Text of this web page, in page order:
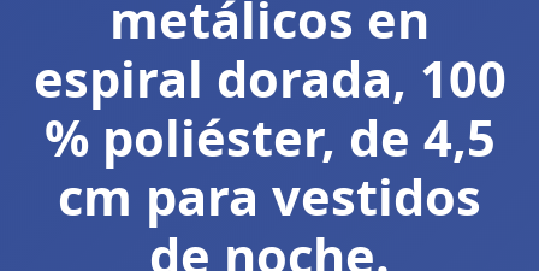
metálicos en
espiral dorada, 100
% poliéster, de 4,5
cm para vestidos
de noche.